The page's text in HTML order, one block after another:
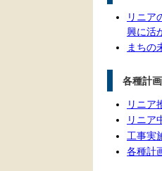
リニア
興に活
まちの
各種計画
リニア
リニア
工事実
各種計